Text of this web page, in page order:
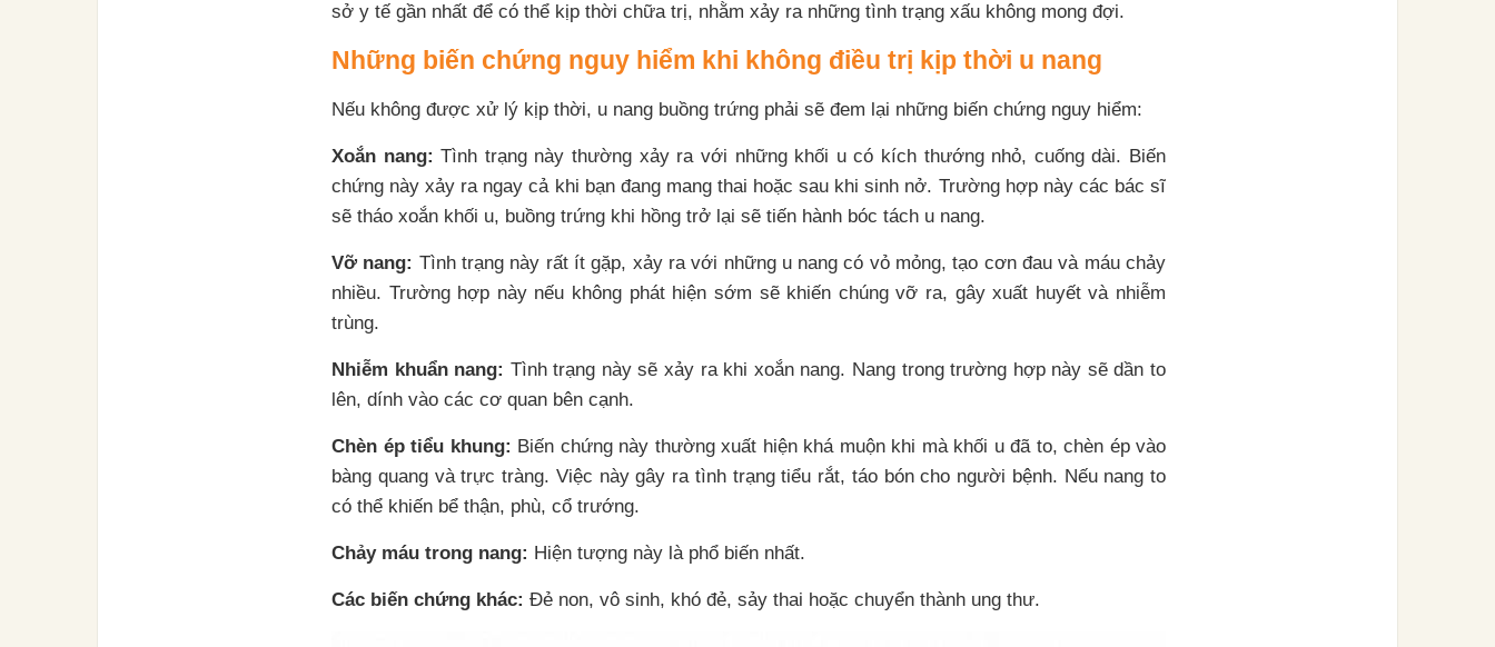
sở y tế gần nhất để có thể kịp thời chữa trị, nhằm xảy ra những tình trạng xấu không mong đợi.
Những biến chứng nguy hiểm khi không điều trị kịp thời u nang
Nếu không được xử lý kịp thời, u nang buồng trứng phải sẽ đem lại những biến chứng nguy hiểm:
Xoắn nang: Tình trạng này thường xảy ra với những khối u có kích thướng nhỏ, cuống dài. Biến
chứng này xảy ra ngay cả khi bạn đang mang thai hoặc sau khi sinh nở. Trường hợp này các bác sĩ
sẽ tháo xoắn khối u, buồng trứng khi hồng trở lại sẽ tiến hành bóc tách u nang.
Vỡ nang: Tình trạng này rất ít gặp, xảy ra với những u nang có vỏ mỏng, tạo cơn đau và máu chảy
nhiều. Trường hợp này nếu không phát hiện sớm sẽ khiến chúng vỡ ra, gây xuất huyết và nhiễm
trùng.
Nhiễm khuẩn nang: Tình trạng này sẽ xảy ra khi xoắn nang. Nang trong trường hợp này sẽ dần to
lên, dính vào các cơ quan bên cạnh.
Chèn ép tiểu khung: Biến chứng này thường xuất hiện khá muộn khi mà khối u đã to, chèn ép vào
bàng quang và trực tràng. Việc này gây ra tình trạng tiểu rắt, táo bón cho người bệnh. Nếu nang to
có thể khiến bể thận, phù, cổ trướng.
Chảy máu trong nang: Hiện tượng này là phổ biến nhất.
Các biến chứng khác: Đẻ non, vô sinh, khó đẻ, sảy thai hoặc chuyển thành ung thư.